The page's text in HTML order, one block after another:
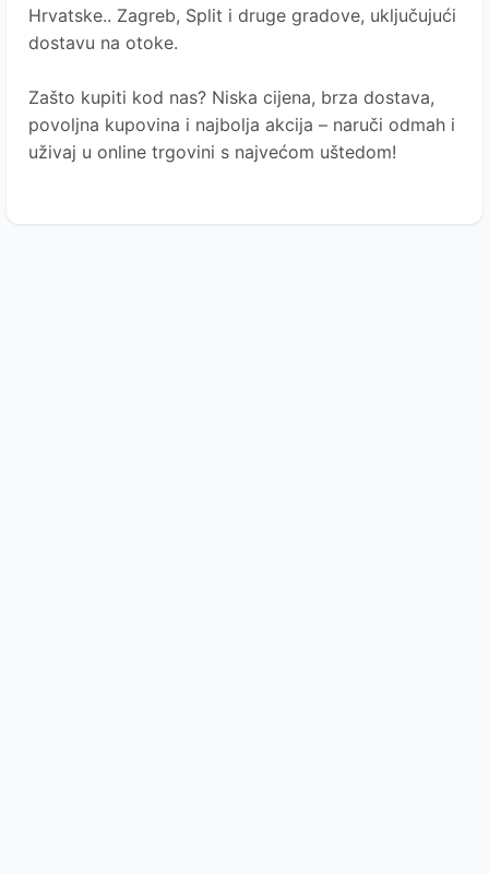
Hrvatske.. Zagreb, Split i druge gradove, uključujući
dostavu na otoke.
Zašto kupiti kod nas? Niska cijena, brza dostava,
povoljna kupovina i najbolja akcija – naruči odmah i
uživaj u online trgovini s najvećom uštedom!